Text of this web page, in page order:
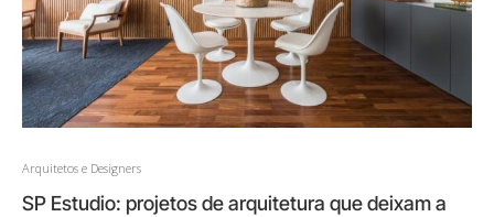
Arquitetos e Designers
SP Estudio: projetos de arquitetura que deixam a